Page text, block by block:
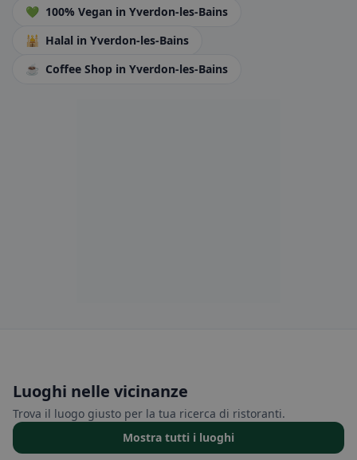
💚 100% Vegan in Yverdon-les-Bains
🕌 Halal in Yverdon-les-Bains
☕ Coffee Shop in Yverdon-les-Bains
Luoghi nelle vicinanze
Trova il luogo giusto per la tua ricerca di ristoranti.
Mostra tutti i luoghi